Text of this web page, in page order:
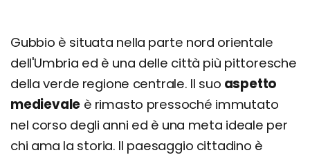
Gubbio è situata nella parte nord orientale
dell'Umbria ed è una delle città più pittoresche
della verde regione centrale. Il suo aspetto
medievale è rimasto pressoché immutato
nel corso degli anni ed è una meta ideale per
chi ama la storia. Il paesaggio cittadino è